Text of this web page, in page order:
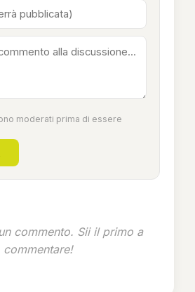
moderati prima di essere
commento. Sii il primo a
commentare!